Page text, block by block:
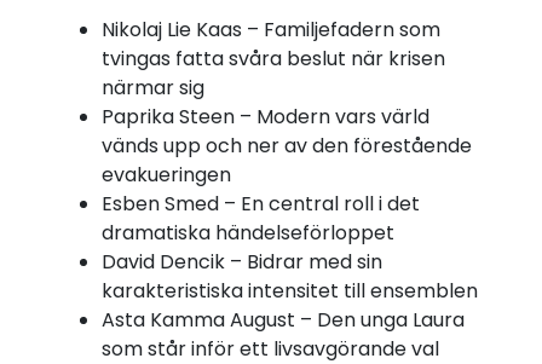
Nikolaj Lie Kaas – Familjefadern som
tvingas fatta svåra beslut när krisen
närmar sig
Paprika Steen – Modern vars värld
vänds upp och ner av den förestående
evakueringen
Esben Smed – En central roll i det
dramatiska händelseförloppet
David Dencik – Bidrar med sin
karakteristiska intensitet till ensemblen
Asta Kamma August – Den unga Laura
som står inför ett livsavgörande val